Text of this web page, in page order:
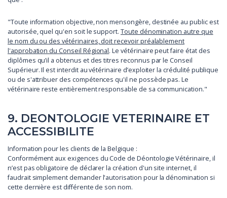
"Toute information objective, non mensongère, destinée au public est
autorisée, quel qu'en soit le support.Toute dénomination autre que
le nom du ou des vétérinaires, doit recevoir préalablement
l'approbation du Conseil Régional. Le vétérinaire peut faire état des
diplômes qu’il a obtenus et des titres reconnus par le Conseil
Supérieur. Il est interdit au vétérinaire d’exploiter la crédulité publique
ou de s'attribuer des compétences qu'il ne possède pas. Le
vétérinaire reste entièrement responsable de sa communication."
9. DEONTOLOGIE VETERINAIRE ET
ACCESSIBILITE
Information pour les clients de la Belgique :
Conformément aux exigences du Code de Déontologie Vétérinaire, il
n’est pas obligatoire de déclarer la création d'un site internet, il
faudrait simplement demander l'autorisation pour la dénomination si
cette dernière est différente de son nom.